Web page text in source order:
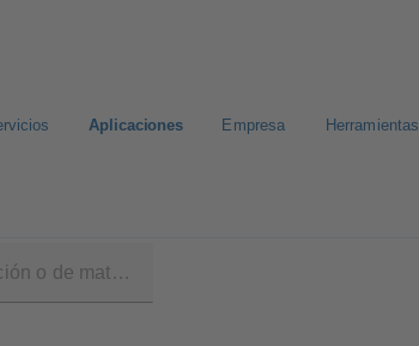
Aplicaciones Empresa Herramientas